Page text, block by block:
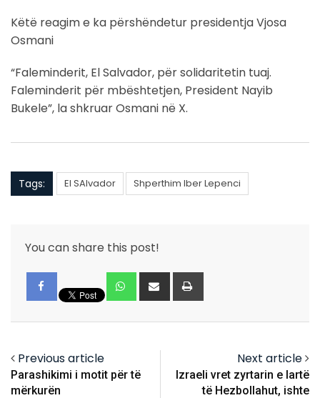
Këtë reagim e ka përshëndetur presidentja Vjosa
Osmani
“Faleminderit, El Salvador, për solidaritetin tuaj.
Faleminderit për mbështetjen, President Nayib
Bukele”, la shkruar Osmani në X.
Tags: El SAlvador Shperthim Iber Lepenci
You can share this post!
Whatsapp
Share
via
Previous article
Parashikimi i motit për të
mërkurën
Next article
Izraeli vret zyrtarin e lartë
të Hezbollahut, ishte